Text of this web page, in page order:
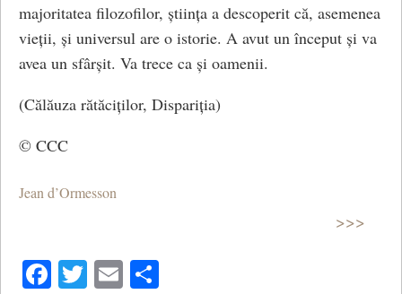
majoritatea filozofilor, știința a descoperit că, asemenea
vieții, și universul are o istorie. A avut un început și va
avea un sfârșit. Va trece ca și oamenii.
(Călăuza rătăciților, Dispariția)
© CCC
Jean d’Ormesson
>>>
Facebook
Twitter
Email